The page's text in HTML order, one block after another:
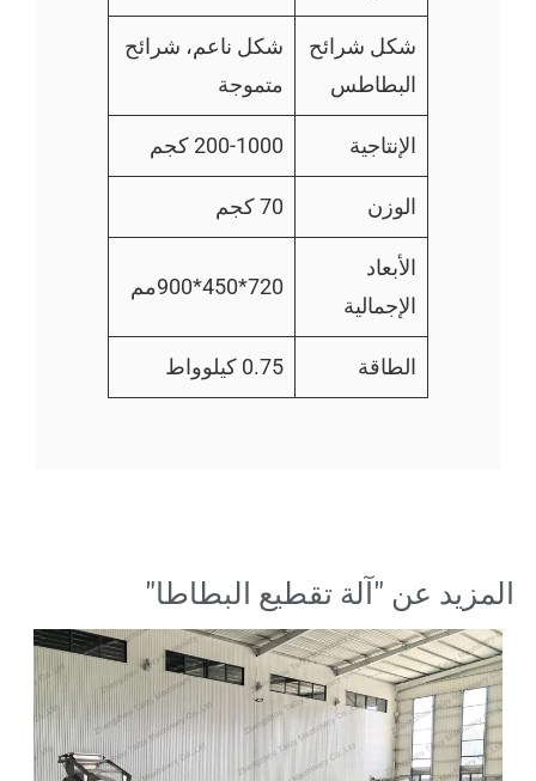
شكل شرائح
البطاطس
شكل ناعم، شرائح
متموجة
الإنتاجية 200-1000 كجم
الوزن
الأبعاد
الإجمالية
الطاقة 0.75 كيلوواط
عن "آلة تقطيع البطاطا"